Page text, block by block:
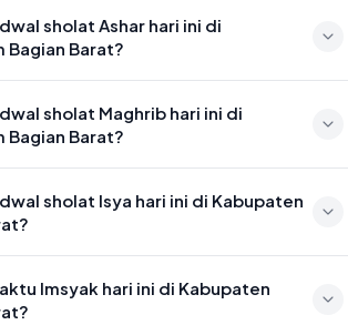
sholat Ashar hari ini di
Bagian Barat?
sholat Maghrib hari ini di
Bagian Barat?
sholat Isya hari ini di Kabupaten
Imsyak hari ini di Kabupaten